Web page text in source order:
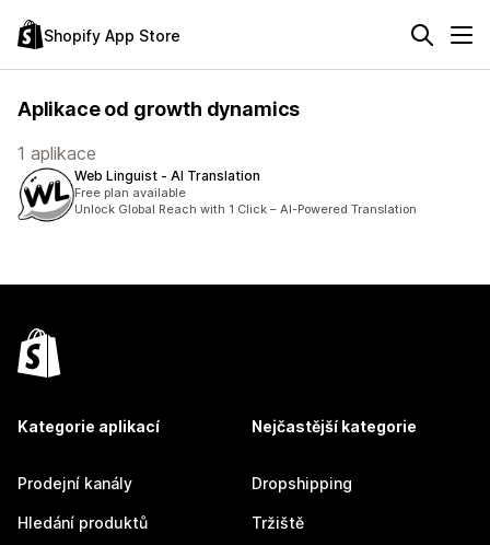
Shopify App Store
Aplikace od growth dynamics
1 aplikace
Web Linguist ‑ AI Translation
Free plan available
Unlock Global Reach with 1 Click – AI-Powered Translation
Kategorie aplikací
Prodejní kanály
Hledání produktů
Nejčastější kategorie
Dropshipping
Tržiště